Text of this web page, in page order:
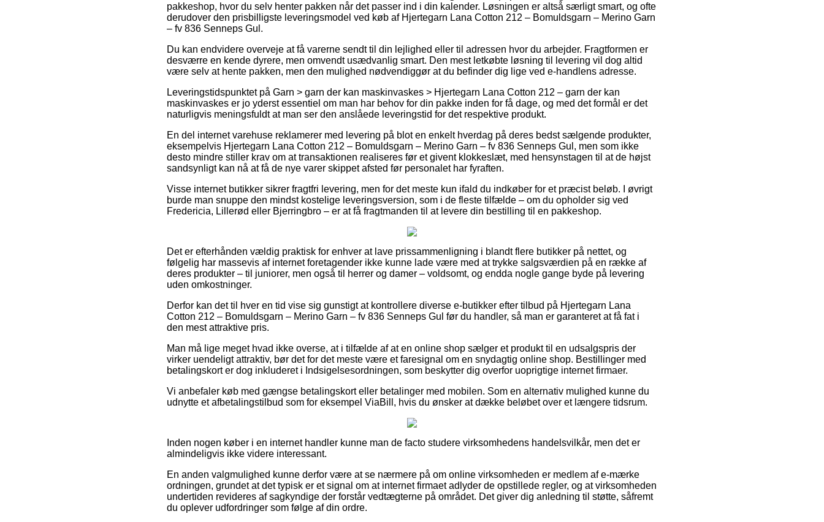
pakkeshop, hvor du selv henter pakken når det passer ind i din kalender. Løsningen er altså særligt smart, og ofte
derudover den prisbilligste leveringsmodel ved køb af Hjertegarn Lana Cotton 212 – Bomuldsgarn – Merino Garn
– fv 836 Senneps Gul.
Du kan endvidere overveje at få varerne sendt til din lejlighed eller til adressen hvor du arbejder. Fragtformen er
desværre en kende dyrere, men omvendt usædvanlig smart. Den mest letkøbte løsning til levering vil dog altid
være selv at hente pakken, men den mulighed nødvendiggør at du befinder dig lige ved e-handlens adresse.
Leveringstidspunktet på Garn > garn der kan maskinvaskes > Hjertegarn Lana Cotton 212 – garn der kan
maskinvaskes er jo yderst essentiel om man har behov for din pakke inden for få dage, og med det formål er det
naturligvis meningsfuldt at man ser den anslåede leveringstid for det respektive produkt.
En del internet varehuse reklamerer med levering på blot en enkelt hverdag på deres bedst sælgende produkter,
eksempelvis Hjertegarn Lana Cotton 212 – Bomuldsgarn – Merino Garn – fv 836 Senneps Gul, men som ikke
desto mindre stiller krav om at transaktionen realiseres før et givent klokkeslæt, med hensynstagen til at de højst
sandsynligt kan nå at få de nye varer skippet afsted før personalet har fyraften.
Visse internet butikker sikrer fragtfri levering, men for det meste kun ifald du indkøber for et præcist beløb. I øvrigt
burde man snuppe den mindst kostelige leveringsversion, som i de fleste tilfælde – om du opholder sig ved
Fredericia, Lillerød eller Bjerringbro – er at få fragtmanden til at levere din bestilling til en pakkeshop.
Det er efterhånden vældig praktisk for enhver at lave prissammenligning i blandt flere butikker på nettet, og
følgelig har massevis af internet foretagender ikke kunne lade være med at trykke salgsværdien på en række af
deres produkter – til juniorer, men også til herrer og damer – voldsomt, og endda nogle gange byde på levering
uden omkostninger.
Derfor kan det til hver en tid vise sig gunstigt at kontrollere diverse e-butikker efter tilbud på Hjertegarn Lana
Cotton 212 – Bomuldsgarn – Merino Garn – fv 836 Senneps Gul før du handler, så man er garanteret at få fat i
den mest attraktive pris.
Man må lige meget hvad ikke overse, at i tilfælde af at en online shop sælger et produkt til en udsalgspris der
virker uendeligt attraktiv, bør det for det meste være et faresignal om en snydagtig online shop. Bestillinger med
betalingskort er dog inkluderet i Indsigelsesordningen, som beskytter dig overfor uoprigtige internet firmaer.
Vi anbefaler køb med gængse betalingskort eller betalinger med mobilen. Som en alternativ mulighed kunne du
udnytte et afbetalingstilbud som for eksempel ViaBill, hvis du ønsker at dække beløbet over et længere tidsrum.
Inden nogen køber i en internet handler kunne man de facto studere virksomhedens handelsvilkår, men det er
almindeligvis ikke videre interessant.
En anden valgmulighed kunne derfor være at se nærmere på om online virksomheden er medlem af e-mærke
ordningen, grundet at det typisk er et signal om at internet firmaet adlyder de opstillede regler, og at virksomheden
undertiden revideres af sagkyndige der forstår vedtægterne på området. Det giver dig anledning til støtte, såfremt
du oplever udfordringer som følge af din ordre.